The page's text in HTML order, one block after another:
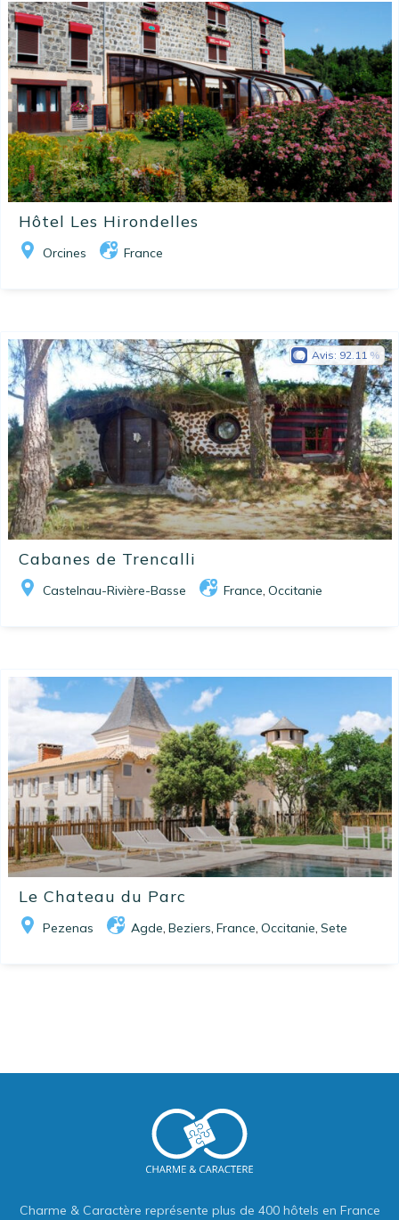
Hôtel Les Hirondelles
Orcines France
Cabanes de Trencalli
Castelnau-Rivière-Basse France, Occitanie
Avis: 92.11
Le Chateau du Parc
Pezenas Agde, Beziers, France, Occitanie, Sete
Charme & Caractère représente plus de 400 hôtels en France